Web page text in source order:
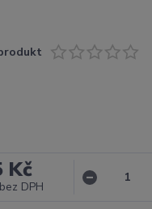
Kč
bez DPH